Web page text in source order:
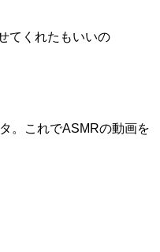
てくれたもいいの
。これでASMRの動画を